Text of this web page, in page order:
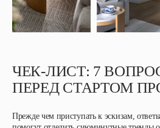
ЧЕК-ЛИСТ: 7
ПЕРЕД СТАРТОМ
Прежде чем приступать к эскизам,